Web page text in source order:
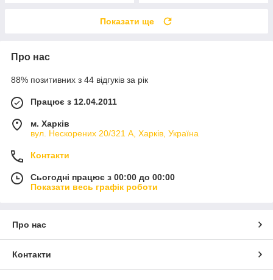
Показати ще
Про нас
88% позитивних з 44 відгуків за рік
Працює з 12.04.2011
м. Харків
вул. Нескорених 20/321 А, Харків, Україна
Контакти
Сьогодні працює з 00:00 до 00:00
Показати весь графік роботи
Про нас
Контакти